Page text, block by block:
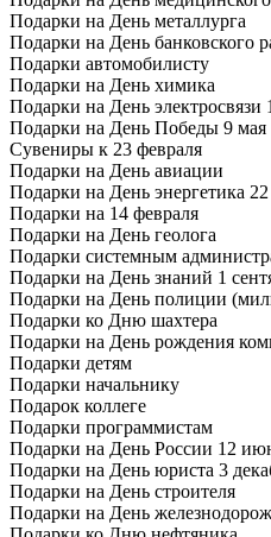
Подарки на День металлурга
Подарки на День банковского
Подарки автомобилисту
Подарки на День химика
Подарки на День электросвязи
Подарки на День Победы 9 мая
Сувениры к 23 февраля
Подарки на День авиации
Подарки на День энергетика 22
Подарки на 14 февраля
Подарки на День геолога
Подарки системным
Подарки на День знаний 1
Подарки на День полиции
Подарки ко Дню шахтера
Подарки на День рождения
Подарки детям
Подарки начальнику
Подарок коллеге
Подарки программистам
Подарки на День России 12
Подарки на День юриста 3
Подарки на День строителя
Подарки на День